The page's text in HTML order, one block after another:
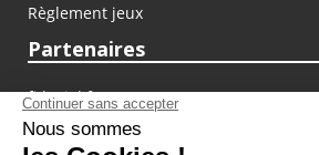
Règlement jeux
Partenaires
fiducial.fr
lyoncapitale.fr